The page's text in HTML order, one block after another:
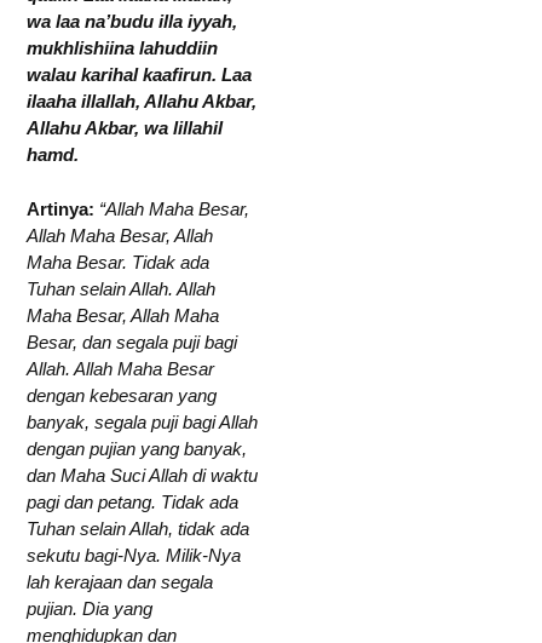
wa laa na’budu illa iyyah,
mukhlishiina lahuddiin
walau karihal kaafirun. Laa
ilaaha illallah, Allahu Akbar,
Allahu Akbar, wa lillahil
hamd.
Artinya: “Allah Maha Besar,
Allah Maha Besar, Allah
Maha Besar. Tidak ada
Tuhan selain Allah. Allah
Maha Besar, Allah Maha
Besar, dan segala puji bagi
Allah. Allah Maha Besar
dengan kebesaran yang
banyak, segala puji bagi Allah
dengan pujian yang banyak,
dan Maha Suci Allah di waktu
pagi dan petang. Tidak ada
Tuhan selain Allah, tidak ada
sekutu bagi-Nya. Milik-Nya
lah kerajaan dan segala
pujian. Dia yang
menghidupkan dan